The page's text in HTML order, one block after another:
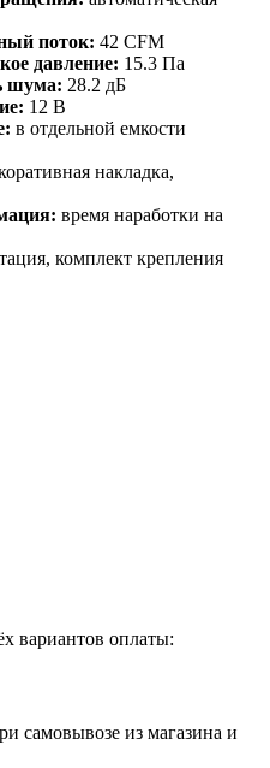
поток: 42 CFM
давление: 15.3 Па
шума: 28.2 дБ
12 В
в отдельной емкости
накладка,
время наработки на
комплект крепления
вариантов оплаты:
самовывозе из магазина и